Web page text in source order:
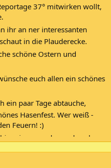
37° mitwirken wollt,
ihr an ner interessanten
in die Plauderecke.
schöne Ostern und
euch allen ein schönes
ein paar Tage abtauche,
Hasenfest. Wer weiß -
Feuern! :)
ein gesundes und auch